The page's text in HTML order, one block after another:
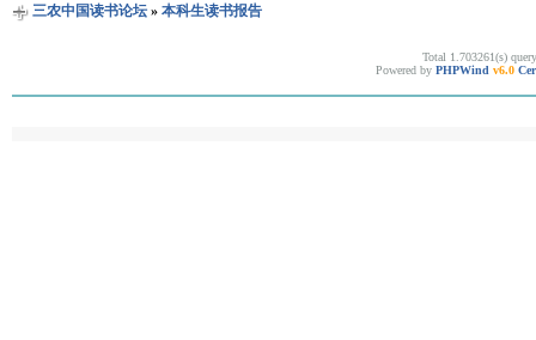
三农中国读书论坛» 本科生读书报告
Total 1.703261(s)
Powered by PHPWind v6.0